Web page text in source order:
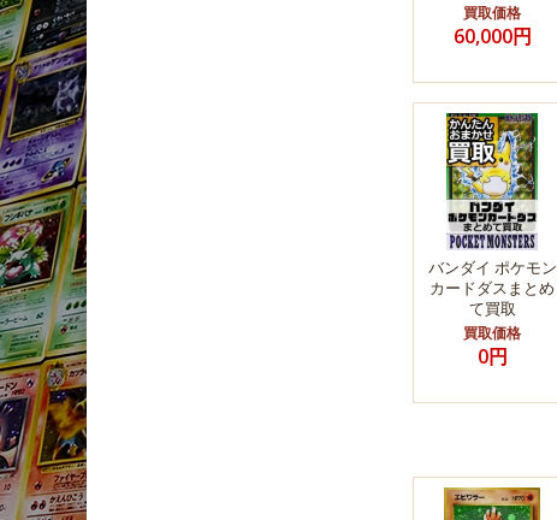
買取価格
60,000円
バンダイ ポケモン
カードダスまとめ
て買取
買取価格
0円